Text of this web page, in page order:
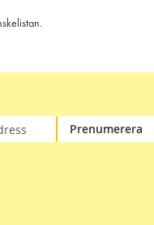
Prenumerera